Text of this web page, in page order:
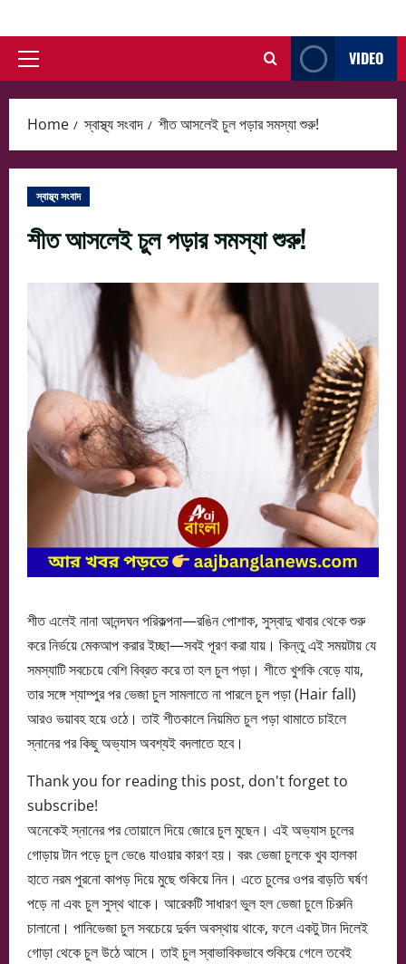
to
contentPrimary
VIDEO
Home স্বাস্থ্য সংবাদ শীত আসলেই চুল পড়ার সমস্যা শুরু!
স্বাস্থ্য সংবাদ
শীত আসলেই চুল পড়ার সমস্যা শুরু!
শীত এলেই নানা আনন্দঘন পরিকল্পনা—রঙিন পোশাক, সুস্বাদু খাবার থেকে শুরু
করে নির্ভয়ে মেকআপ করার ইচ্ছা—সবই পূরণ করা যায়। কিন্তু এই সময়টায় যে
সমস্যাটি সবচেয়ে বেশি বিব্রত করে তা হল চুল পড়া। শীতে খুশকি বেড়ে যায়,
তার সঙ্গে শ্যাম্পুর পর ভেজা চুল সামলাতে না পারলে চুল পড়া (Hair fall)
আরও ভয়াবহ হয়ে ওঠে। তাই শীতকালে নিয়মিত চুল পড়া থামাতে চাইলে
স্নানের পর কিছু অভ্যাস অবশ্যই বদলাতে হবে।
Thank you for reading this post, don't forget to
subscribe!
অনেকেই স্নানের পর তোয়ালে দিয়ে জোরে চুল মুছেন। এই অভ্যাস চুলের
গোড়ায় টান পড়ে চুল ভেঙে যাওয়ার কারণ হয়। বরং ভেজা চুলকে খুব হালকা
হাতে নরম পুরনো কাপড় দিয়ে মুছে শুকিয়ে নিন। এতে চুলের ওপর বাড়তি ঘর্ষণ
পড়ে না এবং চুল সুস্থ থাকে। আরেকটি সাধারণ ভুল হল ভেজা চুলে চিরুনি
চালানো। পানিভেজা চুল সবচেয়ে দুর্বল অবস্থায় থাকে, ফলে একটু টান দিলেই
গোড়া থেকে চুল উঠে আসে। তাই চুল স্বাভাবিকভাবে শুকিয়ে গেলে তবেই